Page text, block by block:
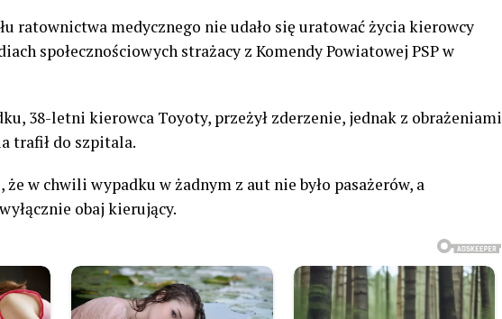
ratownictwa medycznego nie udało się uratować życia kierowcy
społecznościowych strażacy z Komendy Powiatowej PSP w
38-letni kierowca Toyoty, przeżył zderzenie, jednak z obrażeniami
trafił do szpitala.
w chwili wypadku w żadnym z aut nie było pasażerów, a
obaj kierujący.